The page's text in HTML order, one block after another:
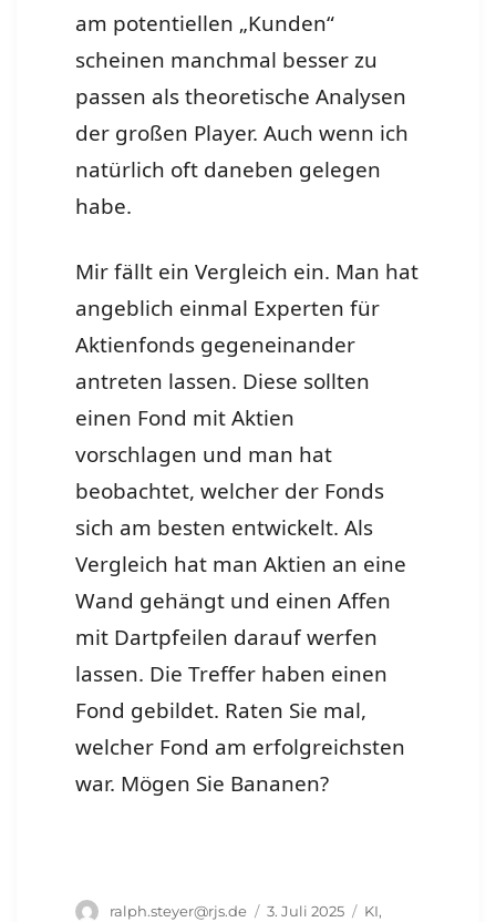
am potentiellen „Kunden“
scheinen manchmal besser zu
passen als theoretische Analysen
der großen Player. Auch wenn ich
natürlich oft daneben gelegen
habe.
Mir fällt ein Vergleich ein. Man hat
angeblich einmal Experten für
Aktienfonds gegeneinander
antreten lassen. Diese sollten
einen Fond mit Aktien
vorschlagen und man hat
beobachtet, welcher der Fonds
sich am besten entwickelt. Als
Vergleich hat man Aktien an eine
Wand gehängt und einen Affen
mit Dartpfeilen darauf werfen
lassen. Die Treffer haben einen
Fond gebildet. Raten Sie mal,
welcher Fond am erfolgreichsten
war. Mögen Sie Bananen?
Autor
ralph.steyer@rjs.de
Veröffentlicht
3. Juli 2025 Schlagwörter
KI,